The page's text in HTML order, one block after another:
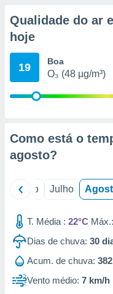
através
estudos
de
1199
Qualidade do ar
hoje
19 Boa
O₃ (48 µg/m³)
Como está o
agosto?
Junho Julho
T. Média : 22°C Máx.:
Dias de chuva: 30
Acum. de chuva:
Vento médio: 7 km/h